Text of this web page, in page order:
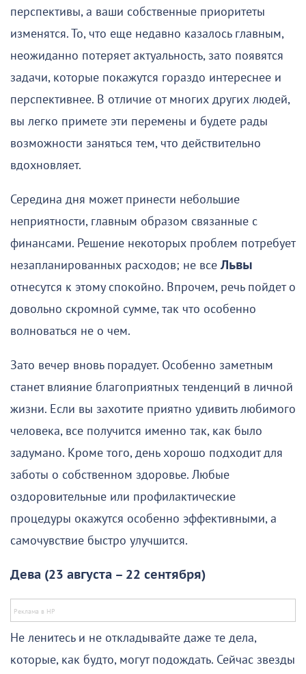
перспективы, а ваши собственные приоритеты
изменятся. То, что еще недавно казалось главным,
неожиданно потеряет актуальность, зато появятся
задачи, которые покажутся гораздо интереснее и
перспективнее. В отличие от многих других людей,
вы легко примете эти перемены и будете рады
возможности заняться тем, что действительно
вдохновляет.
Середина дня может принести небольшие
неприятности, главным образом связанные с
финансами. Решение некоторых проблем потребует
незапланированных расходов; не всеЛьвы
отнесутся к этому спокойно. Впрочем, речь пойдет о
довольно скромной сумме, так что особенно
волноваться не о чем.
Зато вечер вновь порадует. Особенно заметным
станет влияние благоприятных тенденций в личной
жизни. Если вы захотите приятно удивить любимого
человека, все получится именно так, как было
задумано. Кроме того, день хорошо подходит для
заботы о собственном здоровье. Любые
оздоровительные или профилактические
процедуры окажутся особенно эффективными, а
самочувствие быстро улучшится.
Дева (23 августа – 22 сентября)
Не ленитесь и не откладывайте даже те дела,
которые, как будто, могут подождать. Сейчас звезды